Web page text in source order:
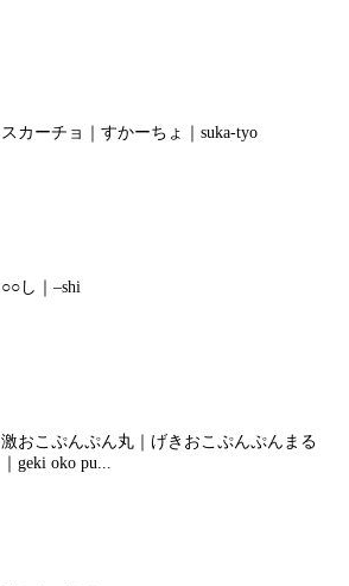
スカーチョ｜すかーちょ｜suka-tyo
○○し｜–shi
激おこぷんぷん丸｜げきおこぷんぷんまる
｜geki oko pu...